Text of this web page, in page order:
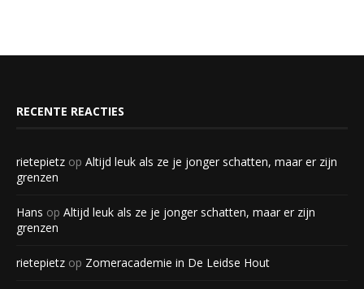
RECENTE REACTIES
rietepietz op Altijd leuk als ze je jonger schatten, maar er zijn
grenzen
Hans op Altijd leuk als ze je jonger schatten, maar er zijn
grenzen
rietepietz op Zomeracademie in De Leidse Hout